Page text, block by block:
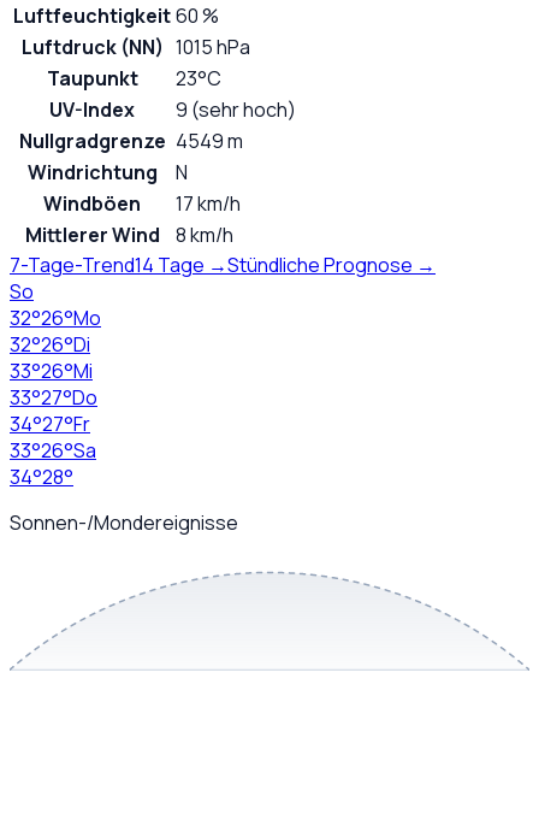
Luftfeuchtigkeit60 %
Luftdruck (NN) 1015 hPa
Taupunkt
23°C
UV-Index
9 (sehr hoch)
Nullgradgrenze 4549 m
Windrichtung
N
Windböen
17 km/h
Mittlerer Wind
8 km/h
7-Tage-Trend14 Tage →Stündliche Prognose →
So
32°26°Mo
32°26°Di
33°26°Mi
33°27°Do
34°27°Fr
33°26°Sa
34°28°
Sonnen-/Mondereignisse